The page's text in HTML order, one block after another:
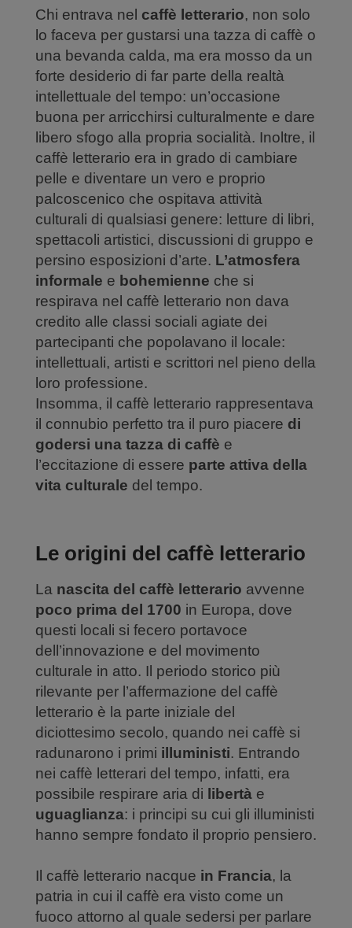
Chi entrava nel caffè letterario, non solo
lo faceva per gustarsi una tazza di caffè o
una bevanda calda, ma era mosso da un
forte desiderio di far parte della realtà
intellettuale del tempo: un’occasione
buona per arricchirsi culturalmente e dare
libero sfogo alla propria socialità. Inoltre, il
caffè letterario era in grado di cambiare
pelle e diventare un vero e proprio
palcoscenico che ospitava attività
culturali di qualsiasi genere: letture di libri,
spettacoli artistici, discussioni di gruppo e
persino esposizioni d’arte. L’atmosfera
informale e bohemienne che si
respirava nel caffè letterario non dava
credito alle classi sociali agiate dei
partecipanti che popolavano il locale:
intellettuali, artisti e scrittori nel pieno della
loro professione.
Insomma, il caffè letterario rappresentava
il connubio perfetto tra il puro piacere di
godersi una tazza di caffè e
l’eccitazione di essere parte attiva della
vita culturale del tempo.
Le origini del caffè letterario
La nascita del caffè letterario avvenne
poco prima del 1700 in Europa, dove
questi locali si fecero portavoce
dell’innovazione e del movimento
culturale in atto. Il periodo storico più
rilevante per l’affermazione del caffè
letterario è la parte iniziale del
diciottesimo secolo, quando nei caffè si
radunarono i primi illuministi. Entrando
nei caffè letterari del tempo, infatti, era
possibile respirare aria di libertà e
uguaglianza: i principi su cui gli illuministi
hanno sempre fondato il proprio pensiero.
Il caffè letterario nacque in Francia, la
patria in cui il caffè era visto come un
fuoco attorno al quale sedersi per parlare